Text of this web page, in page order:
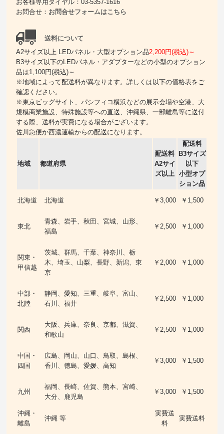
お客様専用ダイヤル：03-5357-1616
お問合せ： お問合せフォームはこちら
送料について
A2サイズ以上 LEDパネル・大型オプション品2,200円(税込)～
B3サイズ以下のLEDパネル・アダプターなどの小型のオプション
品は1,100円(税込)～
※地域によって配送料が異なります。詳しくは以下の価格表をご
確認ください。
※東京ビッグサイト、パシフィコ横浜などの展示会場や空港、大
規模商業施設、特殊施設等への直送、沖縄県、一部離島等に送付
する際、送料が実費になる場合がございます。
佐川急便か西濃運輸からの配送になります。
地域 都道府県
配送料
A2サイ
ズ以上
配送料
B3サイズ
以下
小型オプ
ション品
北海道 北海道 ￥3,000 ￥1,500
東北
青森、岩手、秋田、宮城、山形、
福島
￥2,500 ￥1,000
関東・
甲信越
茨城、群馬、千葉、神奈川、栃
木、埼玉、山梨、長野、新潟、東
京
￥2,000 ￥1,000
中部・
北陸
静岡、愛知、三重、岐阜、富山、
石川、福井
￥2,500 ￥1,000
関西
大阪、兵庫、奈良、京都、滋賀、
和歌山
￥2,500 ￥1,000
中国・
四国
広島、岡山、山口、鳥取、島根、
香川、徳島、愛媛、高知
￥3,000 ￥1,500
九州
福岡、長崎、佐賀、熊本、宮崎、
大分、鹿児島
￥3,000 ￥1,500
沖縄・
離島
沖縄 等
実費送
料
実費送料